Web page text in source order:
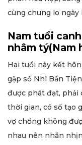
cùng chung lo ngày
Nam tuổi
nhâm tý(Nam
Hai tuổi này kết
gặp số Nhì Bần
được phát đạt,
thời gian, có số tạo
vợ chồng không
nhau nên nhẫn